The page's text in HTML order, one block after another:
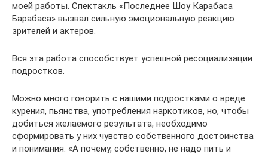
моей работы. Спектакль «Последнее Шоу Карабаса
Барабаса» вызвал сильную эмоциональную реакцию
зрителей и актеров.
Вся эта работа способствует успешной ресоциализации
подростков.
Можно много говорить с нашими подростками о вреде
курения, пьянства, употребления наркотиков, но, чтобы
добиться желаемого результата, необходимо
сформировать у них чувство собственного достоинства
и понимания: «А почему, собственно, не надо пить и